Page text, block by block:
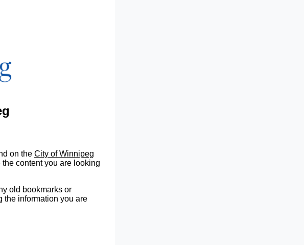
on the City of Winnipeg
the content you are looking
old bookmarks or
the information you are